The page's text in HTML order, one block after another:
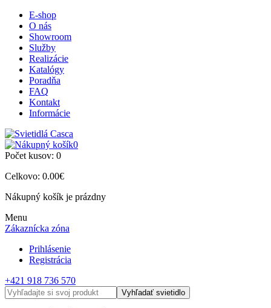
E-shop
O nás
Showroom
Služby
Realizácie
Katalógy
Poradňa
FAQ
Kontakt
Informácie
0
Počet kusov: 0
Celkovo: 0.00€
Nákupný košík je prázdny
Menu
Zákaznícka zóna
Prihlásenie
Registrácia
+421 918 736 570
Vyhľadať svietidlo